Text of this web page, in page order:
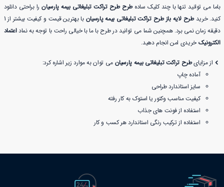
باما می توانید تنها با چند کلیک سادهطرح طرح تراکت تبلیغاتی بیمه پارسیان را براحتی دانلود
کنید. خریدطرح لایه باز طرح تراکت تبلیغاتی بیمه پارسیان
با بهترین قیمت و کیفیت بیشتر از 1
دقیقه زمان نمی برد. همچنین شما می توانید در طرح با ما با خیالی راحت با توجه به نماداعتماد
الکترونیک خریدی امن انجام دهید.
از مزایایطرح تراکت تبلیغاتی بیمه پارسیان می توان به موارد زیر اشاره کرد:
آماده چاپ
سایز استاندارد طراحی
کیفیت مناسب وکتور یا استوک به کار رفته
استفاده از فونت های جذاب
استفاده از ترکیب رنگی استاندارد هر کسب و کار